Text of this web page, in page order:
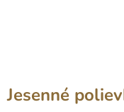
Jesenné